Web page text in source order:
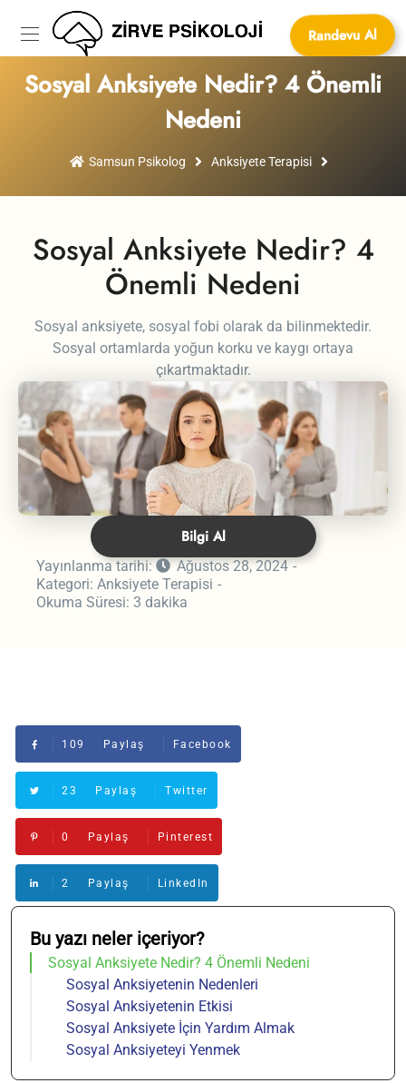
Randevu Al
Sosyal Anksiyete Nedir? 4 Önemli
Nedeni
Samsun Psikolog Anksiyete Terapisi
Sosyal Anksiyete Nedir? 4
Önemli Nedeni
Sosyal anksiyete, sosyal fobi olarak da bilinmektedir.
Sosyal ortamlarda yoğun korku ve kaygı ortaya
çıkartmaktadır.
Bilgi Al
Yayınlanma tarihi:
Ağustos 28, 2024
Kategori: Anksiyete Terapisi
Okuma Süresi: 3 dakika
109 Paylaş Facebook
23 Paylaş Twitter
0 Paylaş Pinterest
2 Paylaş LinkedIn
Bu yazı neler içeriyor?
Sosyal Anksiyete Nedir? 4 Önemli Nedeni
Sosyal Anksiyetenin Nedenleri
Sosyal Anksiyetenin Etkisi
Sosyal Anksiyete İçin Yardım Almak
Sosyal Anksiyeteyi Yenmek